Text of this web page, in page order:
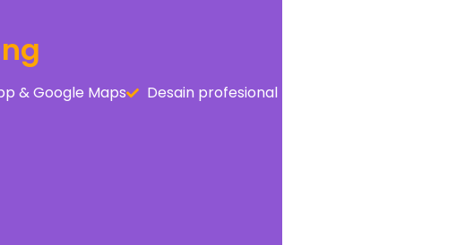
& Google Maps
Desain profesional